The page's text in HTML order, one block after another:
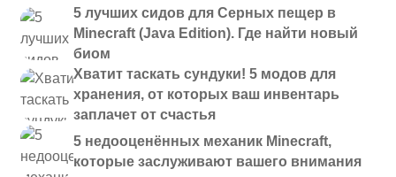
5 лучших сидов для Серных пещер в
Minecraft (Java Edition). Где найти новый
биом
Хватит таскать сундуки! 5 модов для
хранения, от которых ваш инвентарь
заплачет от счастья
5 недооценённых механик Minecraft,
которые заслуживают вашего внимания